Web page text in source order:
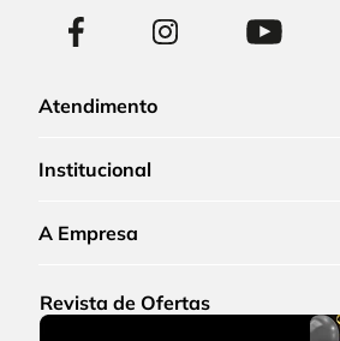
Atendimento
Institucional
A Empresa
Revista de Ofertas